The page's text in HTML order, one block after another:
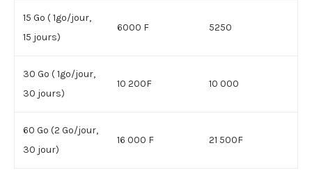
15 Go ( 1go/jour,
15 jours)
6000 F 5250
30 Go ( 1go/jour,
30 jours)
10 200F 10 000
60 Go (2 Go/jour,
30 jour)
16 000 F 21 500F